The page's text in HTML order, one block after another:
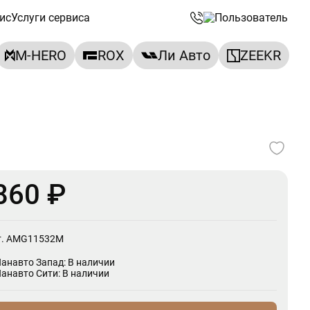
Услуги сервиса
M-HERO ROX Ли Авто ZEEKR
₽
AMG11532M
Запад: В наличии
Сити: В наличии